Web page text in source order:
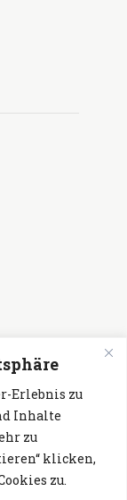
Erlebnis zu
Inhalte
zu
klicken,
zu.